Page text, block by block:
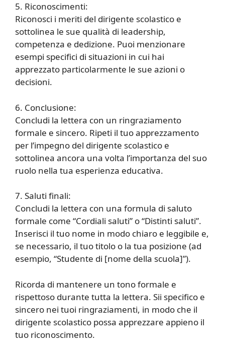
5. Riconoscimenti:
Riconosci i meriti del dirigente scolastico e
sottolinea le sue qualità di leadership,
competenza e dedizione. Puoi menzionare
esempi specifici di situazioni in cui hai
apprezzato particolarmente le sue azioni o
decisioni.
6. Conclusione:
Concludi la lettera con un ringraziamento
formale e sincero. Ripeti il tuo apprezzamento
per l’impegno del dirigente scolastico e
sottolinea ancora una volta l’importanza del suo
ruolo nella tua esperienza educativa.
7. Saluti finali:
Concludi la lettera con una formula di saluto
formale come “Cordiali saluti” o “Distinti saluti”.
Inserisci il tuo nome in modo chiaro e leggibile e,
se necessario, il tuo titolo o la tua posizione (ad
esempio, “Studente di [nome della scuola]”).
Ricorda di mantenere un tono formale e
rispettoso durante tutta la lettera. Sii specifico e
sincero nei tuoi ringraziamenti, in modo che il
dirigente scolastico possa apprezzare appieno il
tuo riconoscimento.